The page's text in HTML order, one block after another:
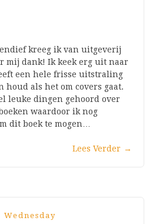
kreeg ik van uitgeverij
mij dank! Ik keek erg uit naar
een hele frisse uitstraling
houd als het om covers gaat.
leuke dingen gehoord over
waardoor ik nog
dit boek te mogen…
Lees Verder →